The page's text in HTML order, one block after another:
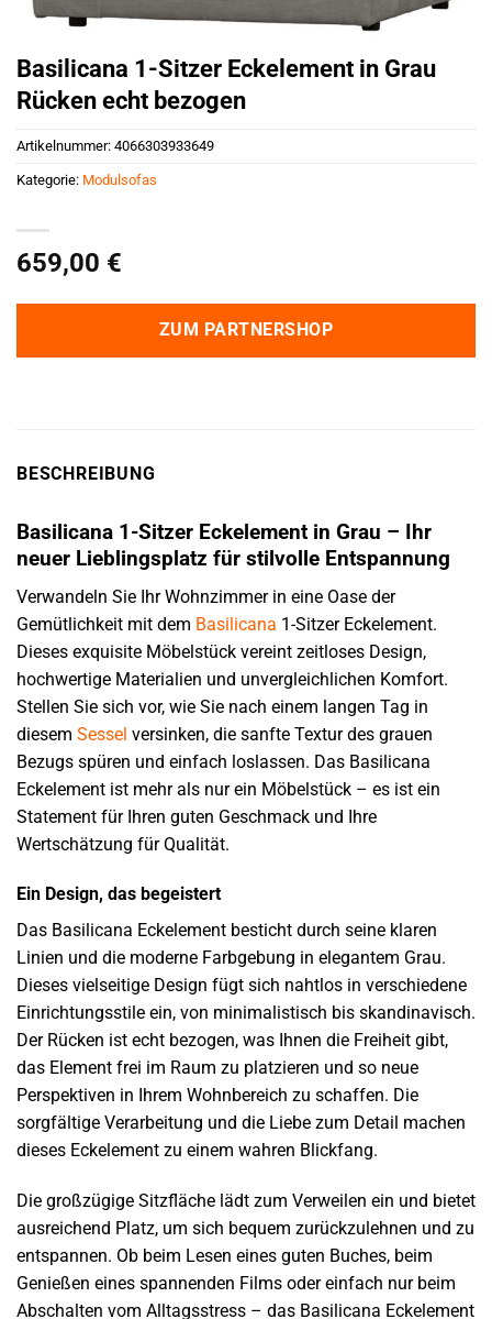
Basilicana 1-Sitzer Eckelement in Grau
Rücken echt bezogen
659,00 €
ZUM PARTNERSHOP
Artikelnummer: 4066303933649
Kategorie: Modulsofas
BESCHREIBUNG
Basilicana 1-Sitzer Eckelement in Grau – Ihr
neuer Lieblingsplatz für stilvolle Entspannung
Verwandeln Sie Ihr Wohnzimmer in eine Oase der
Gemütlichkeit mit dem Basilicana 1-Sitzer Eckelement.
Dieses exquisite Möbelstück vereint zeitloses Design,
hochwertige Materialien und unvergleichlichen Komfort.
Stellen Sie sich vor, wie Sie nach einem langen Tag in
diesem Sessel versinken, die sanfte Textur des grauen
Bezugs spüren und einfach loslassen. Das Basilicana
Eckelement ist mehr als nur ein Möbelstück – es ist ein
Statement für Ihren guten Geschmack und Ihre
Wertschätzung für Qualität.
Ein Design, das begeistert
Das Basilicana Eckelement besticht durch seine klaren
Linien und die moderne Farbgebung in elegantem Grau.
Dieses vielseitige Design fügt sich nahtlos in verschiedene
Einrichtungsstile ein, von minimalistisch bis skandinavisch.
Der Rücken ist echt bezogen, was Ihnen die Freiheit gibt,
das Element frei im Raum zu platzieren und so neue
Perspektiven in Ihrem Wohnbereich zu schaffen. Die
sorgfältige Verarbeitung und die Liebe zum Detail machen
dieses Eckelement zu einem wahren Blickfang.
Die großzügige Sitzfläche lädt zum Verweilen ein und bietet
ausreichend Platz, um sich bequem zurückzulehnen und zu
entspannen. Ob beim Lesen eines guten Buches, beim
Genießen eines spannenden Films oder einfach nur beim
Abschalten vom Alltagsstress – das Basilicana Eckelement